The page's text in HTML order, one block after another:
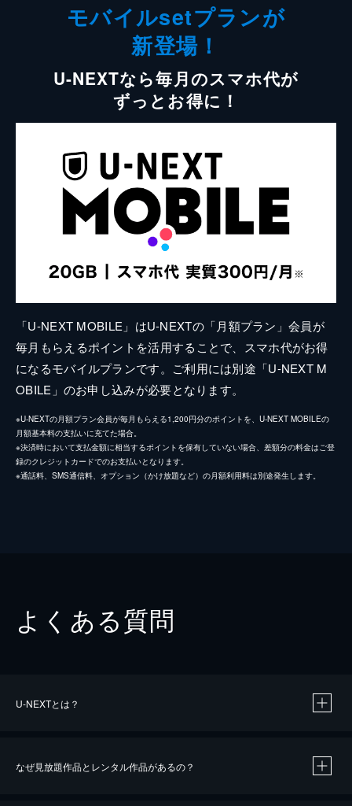
モバイルsetプランが
新登場！
U-NEXTなら毎月のスマホ代が
ずっとお得に！
「U-NEXT MOBILE」はU-NEXTの「月額プラン」会員が
毎月もらえるポイントを活用することで、スマホ代がお得
になるモバイルプランです。ご利用には別途「U-NEXT M
OBILE」のお申し込みが必要となります。
※U-NEXTの月額プラン会員が毎月もらえる1,200円分のポイントを、U-NEXT MOBILEの
月額基本料の支払いに充てた場合。
※決済時において支払金額に相当するポイントを保有していない場合、差額分の料金はご登
録のクレジットカードでのお支払いとなります。
※通話料、SMS通信料、オプション（かけ放題など）の月額利用料は別途発生します。
よくある質問
U-NEXTとは？
なぜ見放題作品とレンタル作品があるの？